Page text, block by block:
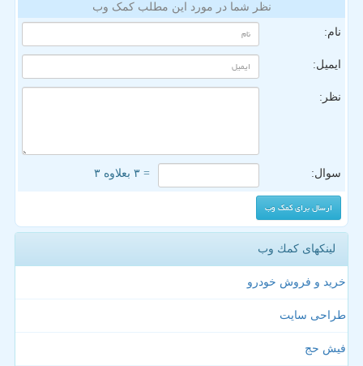
نظر شما در مورد این مطلب کمک وب
نام:
ایمیل:
نظر:
سوال: = ۳ بعلاوه ۳
لینکهای كمك وب
خرید و فروش خودرو
طراحی سایت
فیش حج